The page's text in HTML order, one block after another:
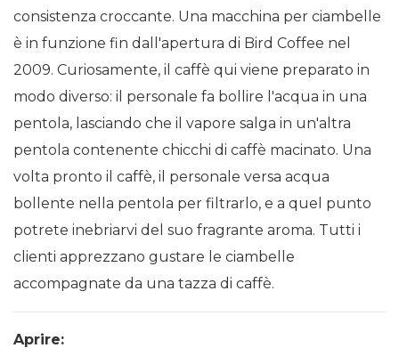
consistenza croccante. Una macchina per ciambelle
è in funzione fin dall'apertura di Bird Coffee nel
2009. Curiosamente, il caffè qui viene preparato in
modo diverso: il personale fa bollire l'acqua in una
pentola, lasciando che il vapore salga in un'altra
pentola contenente chicchi di caffè macinato. Una
volta pronto il caffè, il personale versa acqua
bollente nella pentola per filtrarlo, e a quel punto
potrete inebriarvi del suo fragrante aroma. Tutti i
clienti apprezzano gustare le ciambelle
accompagnate da una tazza di caffè.
Aprire: